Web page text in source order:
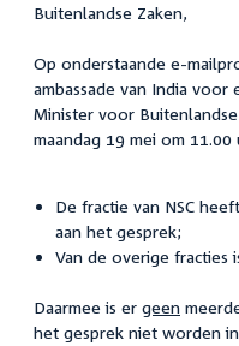
Buitenlandse Zaken,
Op onderstaande e-
ambassade van India voor
Minister voor
maandag 19 mei om
De fractie van NSC
aan het gesprek;
Van de overige fracties
Daarmee is er geen
het gesprek niet worden